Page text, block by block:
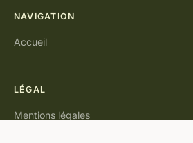
NAVIGATION
Accueil
LÉGAL
Mentions légales